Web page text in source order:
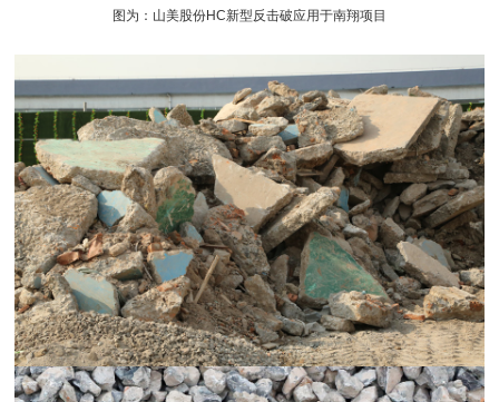
图为：山美股份HC新型 反击破应用于南翔项目